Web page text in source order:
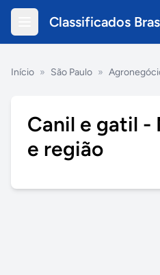
Classificados
Início » São Paulo »
Canil e gatil -
e região